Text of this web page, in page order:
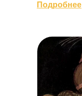
Подробнее